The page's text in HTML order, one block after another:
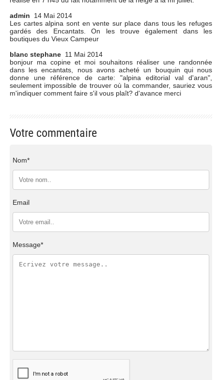
admin
14 Mai 2014
Les cartes alpina sont en vente sur place dans tous les refuges
gardés des Encantats. On les trouve également dans les
boutiques du Vieux Campeur
blanc stephane 11 Mai 2014
bonjour ma copine et moi souhaitons réaliser une randonnée
dans les encantats, nous avons acheté un bouquin qui nous
donne une référence de carte: "alpina editorial val d'aran",
seulement impossible de trouver où la commander, sauriez vous
m'indiquer comment faire s'il vous plaît? d'avance merci
Votre commentaire
Nom*
Email
Message*